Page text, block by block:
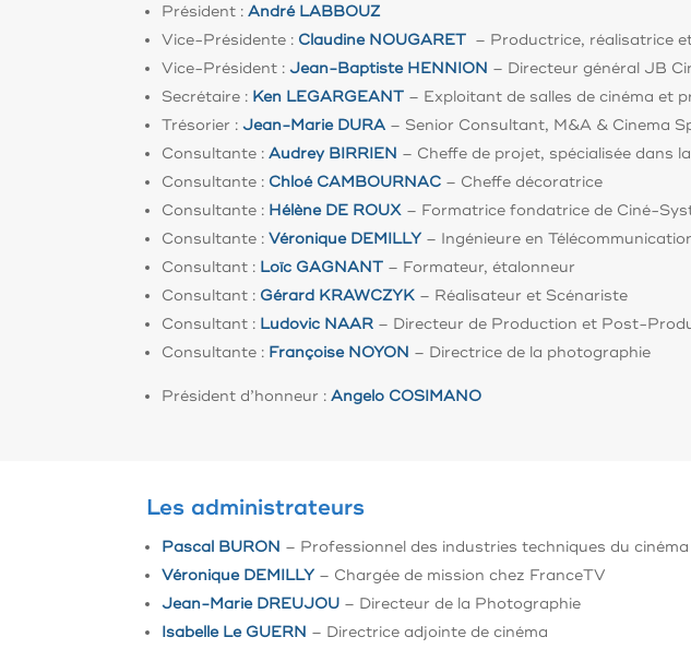
Président :André LABBOUZ
Vice-Présidente : Claudine NOUGARET – Productrice, réalisatrice
Vice-Président :Jean-Baptiste HENNION – Directeur général JB
Secrétaire : Ken LEGARGEANT – Exploitant de salles de cinéma et
Trésorier :Jean-Marie DURA – Senior Consultant, M&A & Cinema
Consultante :Audrey BIRRIEN – Cheffe de projet, spécialisée dans
Consultante : Chloé CAMBOURNAC – Cheffe décoratrice
Consultante : Hélène DE ROUX – Formatrice fondatrice de Ciné-
Consultante :Véronique DEMILLY – Ingénieure en
Consultant : Loïc GAGNANT – Formateur, étalonneur
Consultant : Gérard KRAWCZYK – Réalisateur et Scénariste
Consultant : Ludovic NAAR – Directeur de Production et Post-
Consultante : Françoise NOYON – Directrice de la photographie
Président d’honneur :Angelo COSIMANO
Les administrateurs
Pascal BURON – Professionnel des industries techniques du cinéma
Véronique DEMILLY – Chargée de mission chez FranceTV
Jean-Marie DREUJOU – Directeur de la Photographie
Isabelle Le GUERN – Directrice adjointe de cinéma